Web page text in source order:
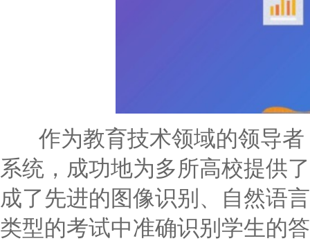
作为教育技术领域的领导者
系统，成功地为多所高校提供
成了先进的图像识别、自然语
类型的考试中准确识别学生的